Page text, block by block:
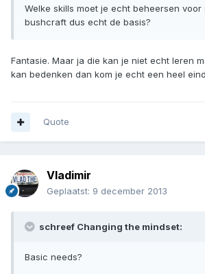
Welke skills moet je echt beheersen voor
bushcraft dus echt de basis?
Fantasie. Maar ja die kan je niet echt leren
kan bedenken dan kom je echt een heel
Quote
Vladimir
Geplaatst: 9 december 2013
schreef Changing the mindset:
Basic needs?